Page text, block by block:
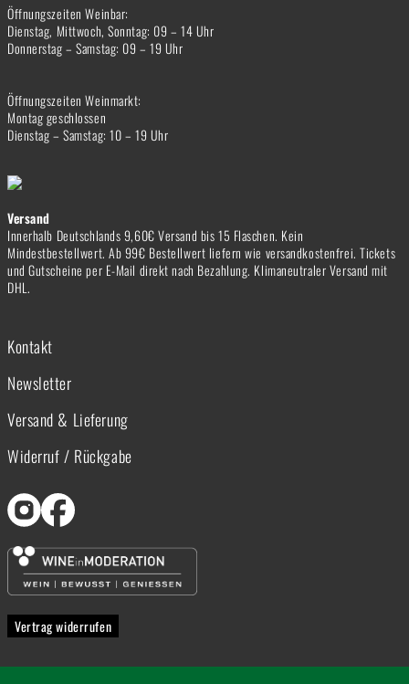
Öffnungszeiten Weinbar:
Dienstag, Mittwoch, Sonntag: 09 – 14 Uhr
Donnerstag – Samstag: 09 – 19 Uhr
Öffnungszeiten Weinmarkt:
Montag geschlossen
Dienstag – Samstag: 10 – 19 Uhr
Versand
Innerhalb Deutschlands 9,60€ Versand bis 15 Flaschen. Kein
Mindestbestellwert. Ab 99€ Bestellwert liefern wie versandkostenfrei. Tickets
und Gutscheine per E-Mail direkt nach Bezahlung. Klimaneutraler Versand mit
DHL.
Kontakt
Newsletter
Versand & Lieferung
Widerruf / Rückgabe
Vertrag widerrufen